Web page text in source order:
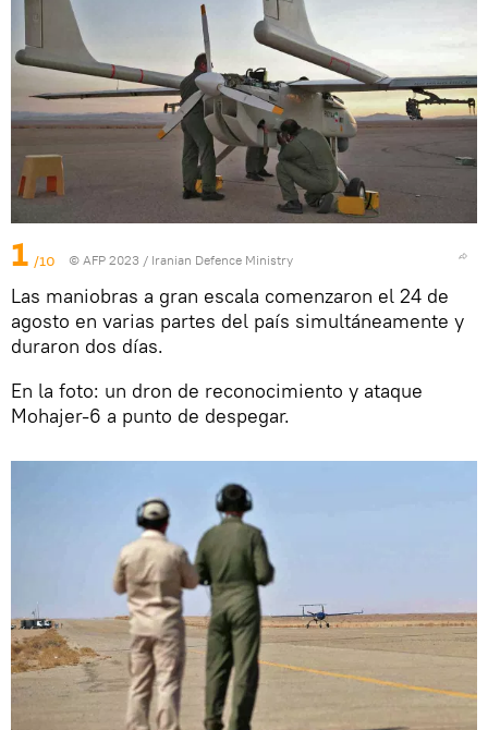
1 /10 © AFP 2023 / Iranian Defence Ministry
Las maniobras a gran escala comenzaron el 24 de
agosto en varias partes del país simultáneamente y
duraron dos días.
En la foto: un dron de reconocimiento y ataque
Mohajer-6 a punto de despegar.